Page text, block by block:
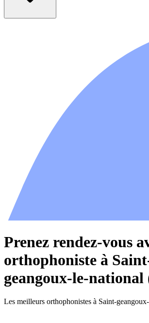
Prenez rendez-vous
orthophoniste à
geangoux-le-national
Les meilleurs orthophonistes à Saint-